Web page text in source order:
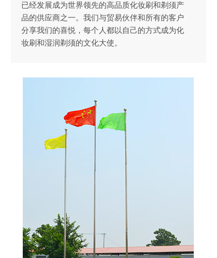
已经发展成为世界领先的高品质化妆刷和剃须产
品的供应商之一。我们与贸易伙伴和所有的客户
分享我们的喜悦，每个人都以自己的方式成为化
妆刷和湿润剃须的文化大使。